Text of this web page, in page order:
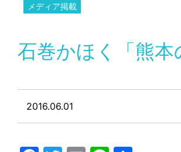
メディア掲載
石巻かほく「熊本
2016.06.01